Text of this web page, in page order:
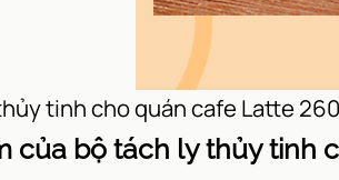
tinh cho quán cafe Latte
của bộ tách ly thủy tinh